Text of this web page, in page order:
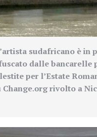
sudafricano è in
dalle bancarelle
per l’Estate
Change.org rivolto a